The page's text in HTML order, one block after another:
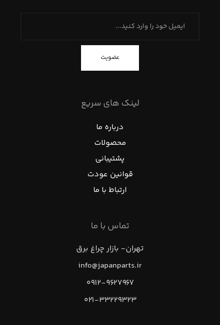
عضویت
لینک های سریع
درباره ما
محصولات
پشتیبانی
قوانین عودت
ارتباط با ما
تماس با ما
تهران- بازار چراغ برق
info@japanparts.ir
۰۹۱۲-۹۶۲۷۹۶۷
۰۲۱-۳۳۲۲۹۳۲۳